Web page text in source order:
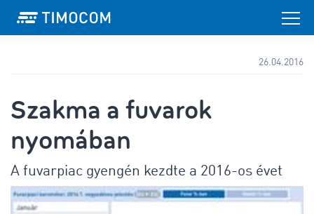
26.04.2016
Szakma a fuvarok
nyomában
A fuvarpiac gyengén kezdte a 2016-os évet